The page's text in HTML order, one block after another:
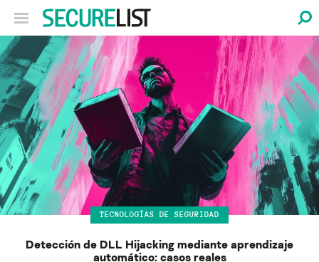
TECNOLOGÍAS DE SEGURIDAD
Detección de DLL Hijacking mediante aprendizaje
automático: casos reales